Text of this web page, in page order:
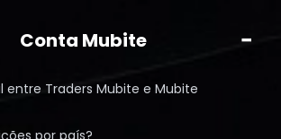
Conta Mubite −
entre Traders Mubite e Mubite
por país?